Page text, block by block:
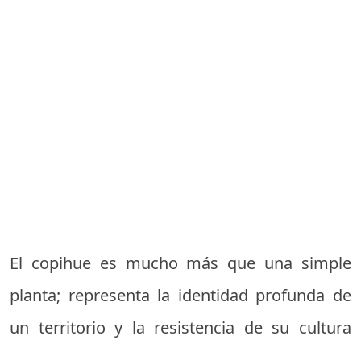
El copihue es mucho más que una simple
planta; representa la identidad profunda de
un territorio y la resistencia de su cultura